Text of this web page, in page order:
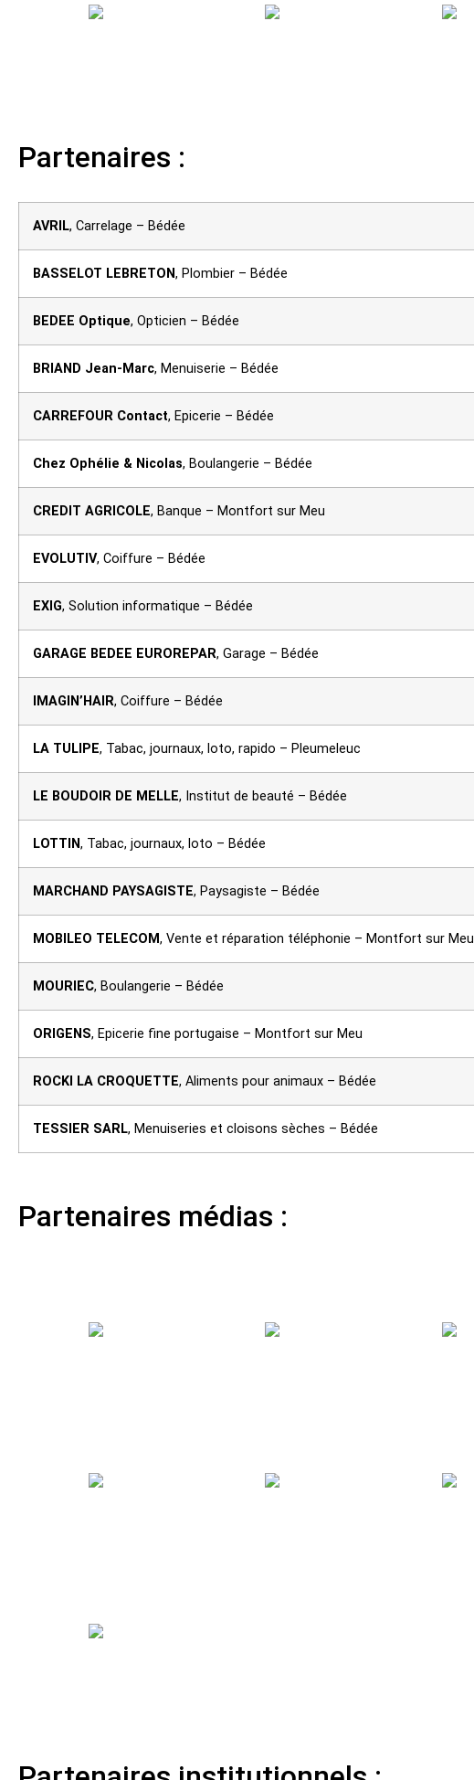
Partenaires :
AVRIL, Carrelage – Bédée
BASSELOT LEBRETON, Plombier – Bédée
BEDEE Optique, Opticien – Bédée
BRIAND Jean-Marc, Menuiserie – Bédée
CARREFOUR Contact, Epicerie – Bédée
Chez Ophélie & Nicolas, Boulangerie – Bédée
CREDIT AGRICOLE, Banque – Montfort sur Meu
EVOLUTIV, Coiffure – Bédée
EXIG, Solution informatique – Bédée
GARAGE BEDEE EUROREPAR, Garage – Bédée
IMAGIN’HAIR, Coiffure – Bédée
LA TULIPE, Tabac, journaux, loto, rapido – Pleumeleuc
LE BOUDOIR DE MELLE, Institut de beauté – Bédée
LOTTIN, Tabac, journaux, loto – Bédée
MARCHAND PAYSAGISTE, Paysagiste – Bédée
MOBILEO TELECOM, Vente et réparation téléphonie – Montfort sur Meu
MOURIEC, Boulangerie – Bédée
ORIGENS, Epicerie fine portugaise – Montfort sur Meu
ROCKI LA CROQUETTE, Aliments pour animaux – Bédée
TESSIER SARL, Menuiseries et cloisons sèches – Bédée
Partenaires médias :